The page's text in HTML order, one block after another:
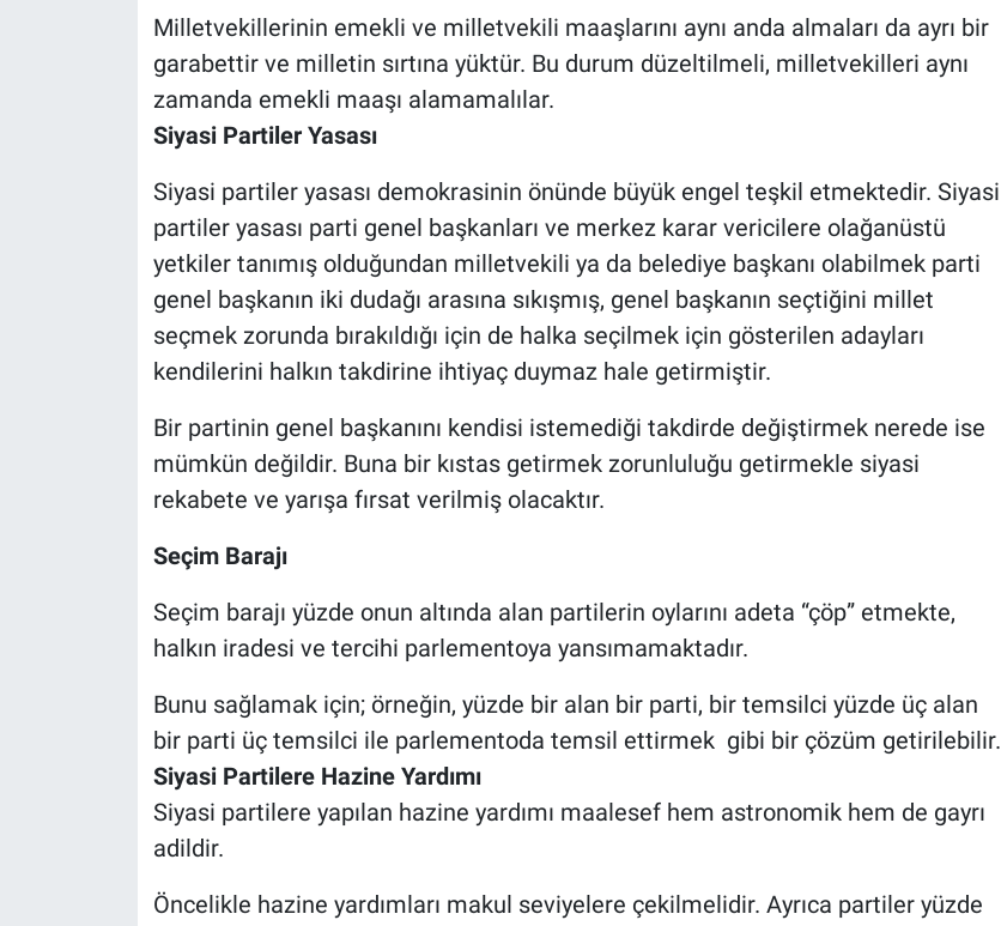
Milletvekillerinin emekli ve milletvekili maaşlarını aynı anda almaları da ayrı bir
garabettir ve milletin sırtına yüktür. Bu durum düzeltilmeli, milletvekilleri aynı
zamanda emekli maaşı alamamalılar.
Siyasi Partiler Yasası
Siyasi partiler yasası demokrasinin önünde büyük engel teşkil etmektedir. Siyasi
partiler yasası parti genel başkanları ve merkez karar vericilere olağanüstü
yetkiler tanımış olduğundan milletvekili ya da belediye başkanı olabilmek parti
genel başkanın iki dudağı arasına sıkışmış, genel başkanın seçtiğini millet
seçmek zorunda bırakıldığı için de halka seçilmek için gösterilen adayları
kendilerini halkın takdirine ihtiyaç duymaz hale getirmiştir.
Bir partinin genel başkanını kendisi istemediği takdirde değiştirmek nerede ise
mümkün değildir. Buna bir kıstas getirmek zorunluluğu getirmekle siyasi
rekabete ve yarışa fırsat verilmiş olacaktır.
Seçim Barajı
Seçim barajı yüzde onun altında alan partilerin oylarını adeta “çöp” etmekte,
halkın iradesi ve tercihi parlementoya yansımamaktadır.
Bunu sağlamak için; örneğin, yüzde bir alan bir parti, bir temsilci yüzde üç alan
bir parti üç temsilci ile parlementoda temsil ettirmek gibi bir çözüm getirilebilir.
Siyasi Partilere Hazine Yardımı
Siyasi partilere yapılan hazine yardımı maalesef hem astronomik hem de gayrı
adildir.
Öncelikle hazine yardımları makul seviyelere çekilmelidir. Ayrıca partiler yüzde